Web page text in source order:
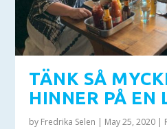
TÄNK SÅ
HINNER PÅ EN
by Fredrika Selen | May 25, 2020 |